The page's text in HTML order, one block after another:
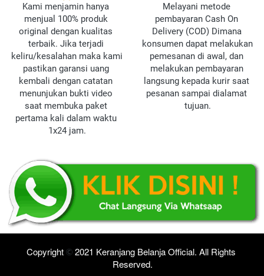
Kami menjamin hanya
menjual 100% produk
original dengan kualitas
terbaik. Jika terjadi
keliru/kesalahan maka kami
pastikan garansi uang
kembali dengan catatan
menunjukan bukti video
saat membuka paket
pertama kali dalam waktu
1x24 jam.
Melayani metode
pembayaran Cash On
Delivery (COD) Dimana
konsumen dapat melakukan
pemesanan di awal, dan
melakukan pembayaran
langsung kepada kurir saat
pesanan sampai dialamat
tujuan.
Copyright 2021 Keranjang Belanja Official. All Rights
Reserved.